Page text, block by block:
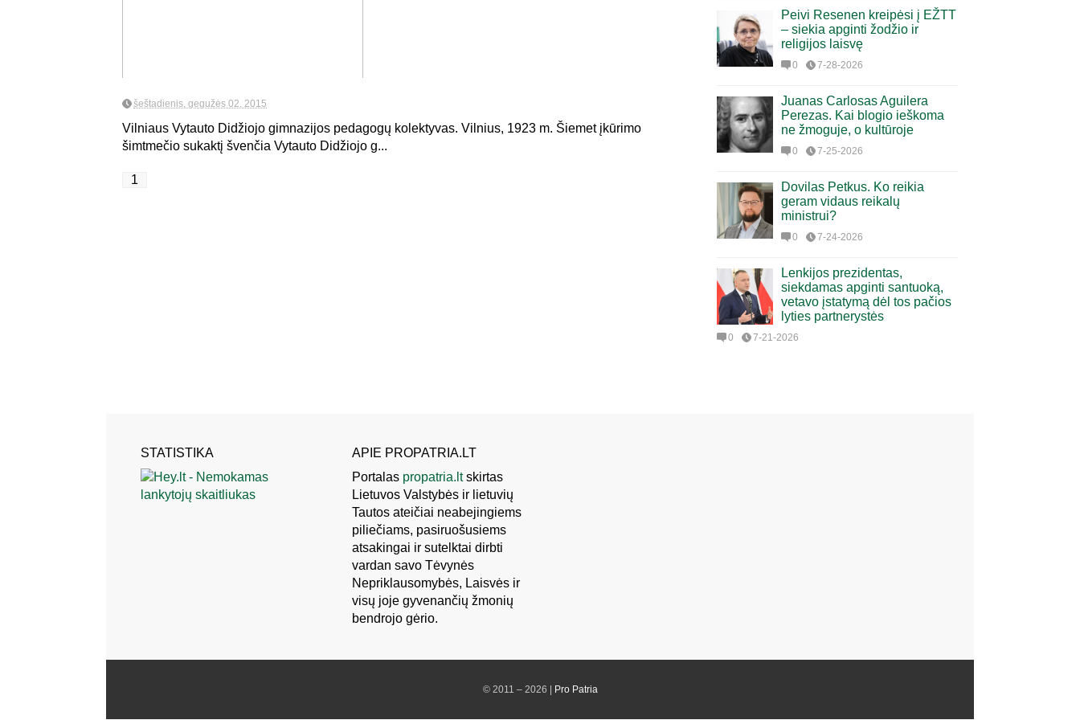
šeštadienis, gegužės 02, 2015
Vilniaus Vytauto Didžiojo gimnazijos pedagogų kolektyvas. Vilnius, 1923 m. Šiemet įkūrimo
šimtmečio sukaktį švenčia Vytauto Didžiojo g...
1
Peivi Resenen kreipėsi į EŽTT
– siekia apginti žodžio ir
religijos laisvę
0 7-28-2026
Juanas Carlosas Aguilera
Perezas. Kai blogio ieškoma
ne žmoguje, o kultūroje
0 7-25-2026
Dovilas Petkus. Ko reikia
geram vidaus reikalų
ministrui?
0 7-24-2026
Lenkijos prezidentas,
siekdamas apginti santuoką,
vetavo įstatymą dėl tos pačios
lyties partnerystės
0 7-21-2026
STATISTIKA
APIE PROPATRIA.LT
Portalas propatria.ltskirtas
Lietuvos Valstybės ir lietuvių
Tautos ateičiai neabejingiems
piliečiams, pasiruošusiems
atsakingai ir sutelktai dirbti
vardan savo Tėvynės
Nepriklausomybės, Laisvės ir
visų joje gyvenančių žmonių
bendrojo gėrio.
© 2011 – 2026 | Pro Patria